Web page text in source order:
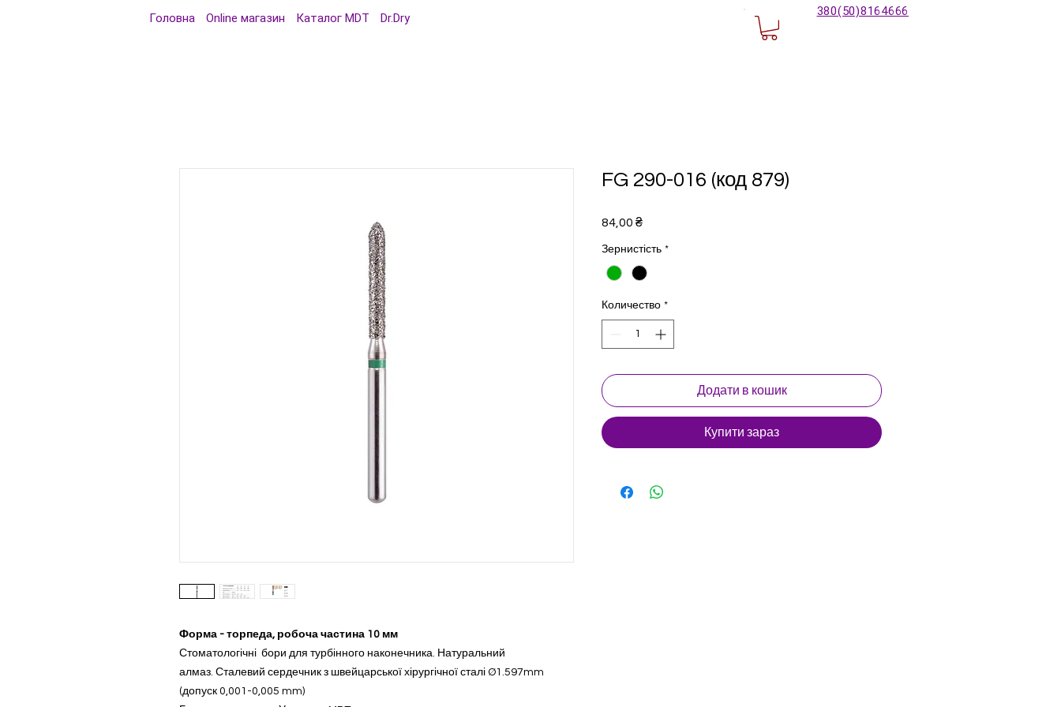
Головна Online магазин Каталог MDT Dr.Dry 380(50)8164666
Форма - торпеда, робоча частина 10 мм
Стоматологічні бори для турбінного наконечника. Натуральний
алмаз. Сталевий сердечник з швейцарської хірургічної сталі Ø1.597mm
(допуск 0,001-0,005 mm)
FG ‎290-016 (код 879)
84,00 ₴Цена
Зернистість *
Количество *
Додати в кошик
Купити зараз